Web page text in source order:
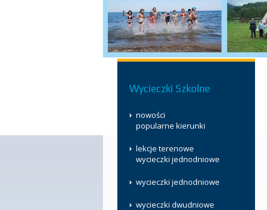
Wycieczki Szkolne
nowości
popularne kierunki
lekcje terenowe
wycieczki jednodniowe
wycieczki jednodniowe
wycieczki dwudniowe